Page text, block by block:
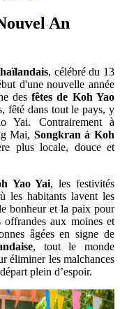
An
, célébré du 13
d'une nouvelle année
desfêtes de Koh Yao
fêté dans tout le pays, y
Yai. Contrairement à
Mai, Songkran à Koh
plus locale, douce et
Yao Yai, les festivités
les habitants lavent les
bonheur et la paix pour
aux moines et
âgées en signe de
, tout le monde
éliminer les malchances
plein d’espoir.